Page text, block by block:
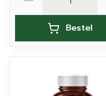
Bestel